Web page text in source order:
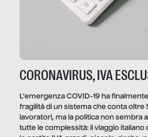
CORONAVIRUS, IVA
L’emergenza COVID-19 ha
fragilità di un sistema che conta oltre
lavoratori, ma la politica non sembra
tutte le complessità: il viaggio italiano